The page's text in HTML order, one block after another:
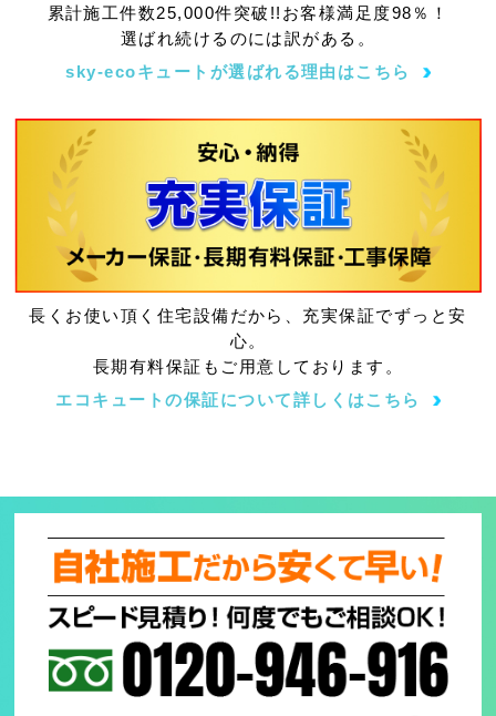
累計施工件数25,000件突破!!お客様満足度98％！
選ばれ続けるのには訳がある。
sky-ecoキュートが選ばれる理由はこちら
長くお使い頂く住宅設備だから、充実保証でずっと安
心。
長期有料保証もご用意しております。
エコキュートの保証について詳しくはこちら